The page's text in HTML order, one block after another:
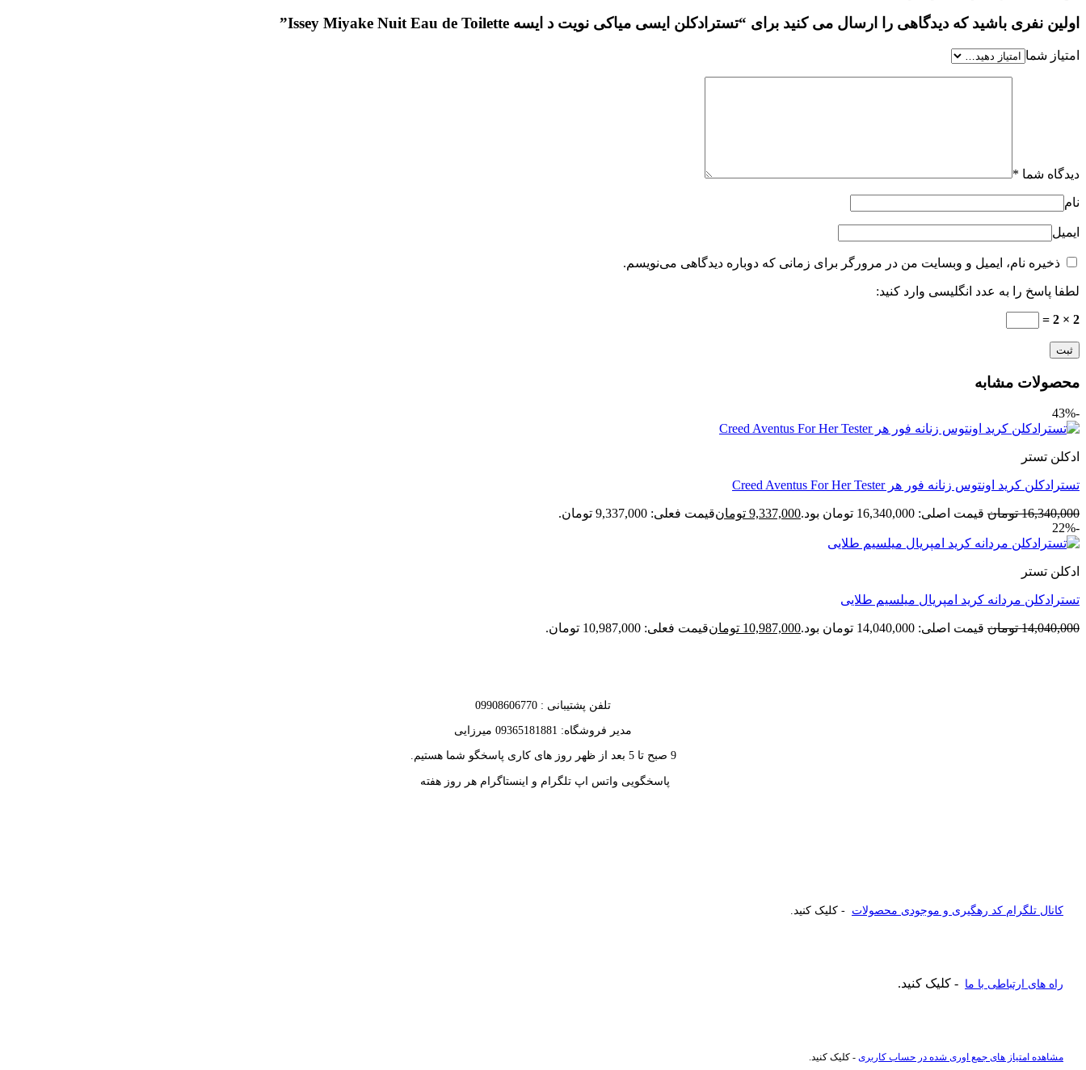
اولین نفری باشید که دیدگاهی را ارسال می کنید برای “تسترادکلن ایسی میاکی نویت د ایسه Issey Miyake Nuit Eau de Toilette”
امتیاز شما
دیدگاه شما *
نام
ایمیل
ذخیره نام، ایمیل و وبسایت من در مرورگر برای زمانی که دوباره دیدگاهی می‌نویسم.
لطفا پاسخ را به عدد انگلیسی وارد کنید:
2 × 2 =
محصولات مشابه
-43%
ادکلن تستر
تسترادکلن کرید اونتوس زنانه فور هر Creed Aventus For Her Tester
16,340,000 تومان قیمت اصلی: 16,340,000 تومان بود. 9,337,000 تومانقیمت فعلی: 9,337,000 تومان.
-22%
ادکلن تستر
تسترادکلن مردانه کرید امپریال میلسیم طلایی
14,040,000 تومان قیمت اصلی: 14,040,000 تومان بود. 10,987,000 تومانقیمت فعلی: 10,987,000 تومان.
تلفن پشتیبانی : 09908606770
مدیر فروشگاه: 09365181881 میرزایی
9 صبح تا 5 بعد از ظهر روز های کاری پاسخگو شما هستیم.
پاسخگویی واتس اپ تلگرام و اینستاگرام هر روز هفته
کانال تلگرام کد رهگیری و موجودی محصولات - کلیک کنید.
راه های ارتباطی با ما - کلیک کنید.
مشاهده امتیاز های جمع اوری شده در حساب کاربری - کلیک کنید.